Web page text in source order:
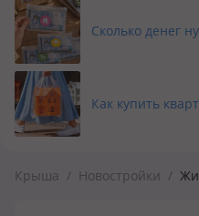
Сколько денег
Как купить
Крыша / Новостройки /